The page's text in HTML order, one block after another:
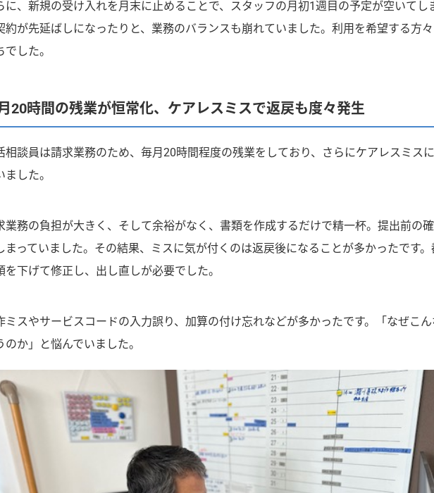
に、新規の受け入れを月末に止めることで、スタッフの月初1週目の予定が空いてし
約が先延ばしになったりと、業務のバランスも崩れていました。利用を希望する方
でした。
20時間の残業が恒常化、ケアレスミスで返戻も度々発生
相談員は請求業務のため、毎月20時間程度の残業をしており、さらにケアレスミス
ました。
業務の負担が大きく、そして余裕がなく、書類を作成するだけで精一杯。提出前の
まっていました。その結果、ミスに気が付くのは返戻後になることが多かったです
を下げて修正し、出し直しが必要でした。
ミスやサービスコードの入力誤り、加算の付け忘れなどが多かったです。「なぜこ
のか」と悩んでいました。